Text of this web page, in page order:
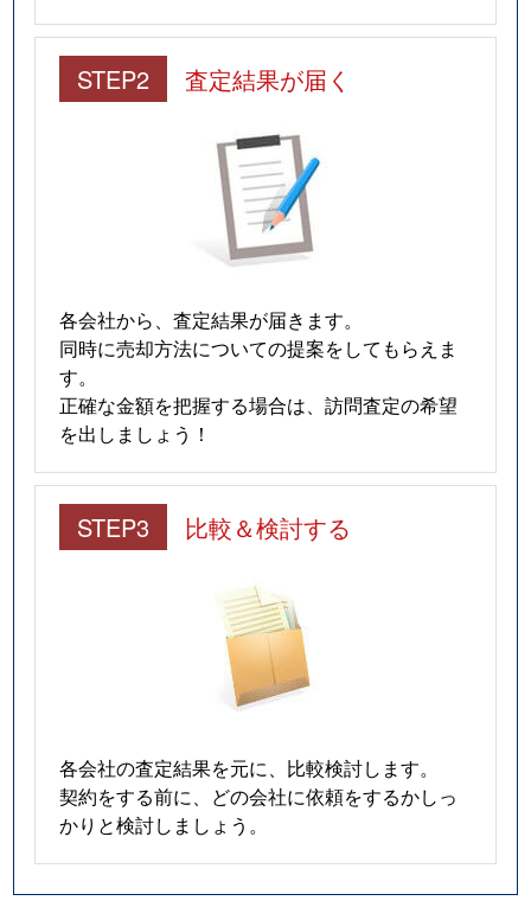
STEP2 査定結果が届く
各会社から、査定結果が届きます。
同時に売却方法についての提案をしてもらえま
す。
正確な金額を把握する場合は、訪問査定の希望
を出しましょう！
STEP3 比較＆検討する
各会社の査定結果を元に、比較検討します。
契約をする前に、どの会社に依頼をするかしっ
かりと検討しましょう。